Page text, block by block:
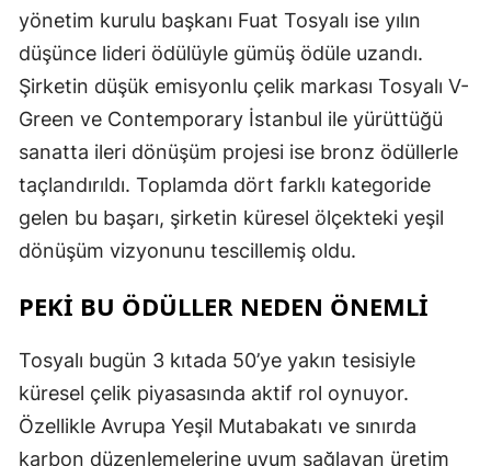
yönetim kurulu başkanı Fuat Tosyalı ise yılın
düşünce lideri ödülüyle gümüş ödüle uzandı.
Şirketin düşük emisyonlu çelik markası Tosyalı V-
Green ve Contemporary İstanbul ile yürüttüğü
sanatta ileri dönüşüm projesi ise bronz ödüllerle
taçlandırıldı. Toplamda dört farklı kategoride
gelen bu başarı, şirketin küresel ölçekteki yeşil
dönüşüm vizyonunu tescillemiş oldu.
PEKİ BU ÖDÜLLER NEDEN ÖNEMLİ
Tosyalı bugün 3 kıtada 50’ye yakın tesisiyle
küresel çelik piyasasında aktif rol oynuyor.
Özellikle Avrupa Yeşil Mutabakatı ve sınırda
karbon düzenlemelerine uyum sağlayan üretim